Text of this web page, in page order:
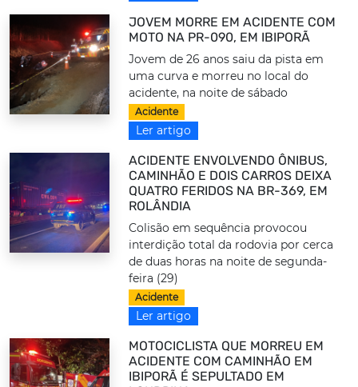
JOVEM MORRE EM ACIDENTE COM
MOTO NA PR-090, EM IBIPORÃ
Jovem de 26 anos saiu da pista em
uma curva e morreu no local do
acidente, na noite de sábado
Acidente
Ler artigo
ACIDENTE ENVOLVENDO ÔNIBUS,
CAMINHÃO E DOIS CARROS DEIXA
QUATRO FERIDOS NA BR-369, EM
ROLÂNDIA
Colisão em sequência provocou
interdição total da rodovia por cerca
de duas horas na noite de segunda-
feira (29)
Acidente
Ler artigo
MOTOCICLISTA QUE MORREU EM
ACIDENTE COM CAMINHÃO EM
IBIPORÃ É SEPULTADO EM